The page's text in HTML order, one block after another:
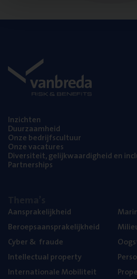
Inzich­ten
Duur­zaam­heid
Onze bedrijfs­cul­tuur
Onze vaca­tu­res
Diver­si­teit, gelijk­waar­dig­heid en
Part­ner­ships
Aan­spra­ke­lijk­heid
Beroeps­aan­spra­ke­lijk­heid
Cyber& fraude
Intel­lec­tu­al property
Inter­na­ti­o­na­le Mobiliteit